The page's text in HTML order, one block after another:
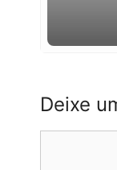
Deixe